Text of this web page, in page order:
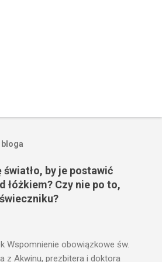
światło, by je postawić
łóżkiem? Czy nie po to,
Wspomnienie obowiązkowe św.
z Akwinu, prezbitera i doktora